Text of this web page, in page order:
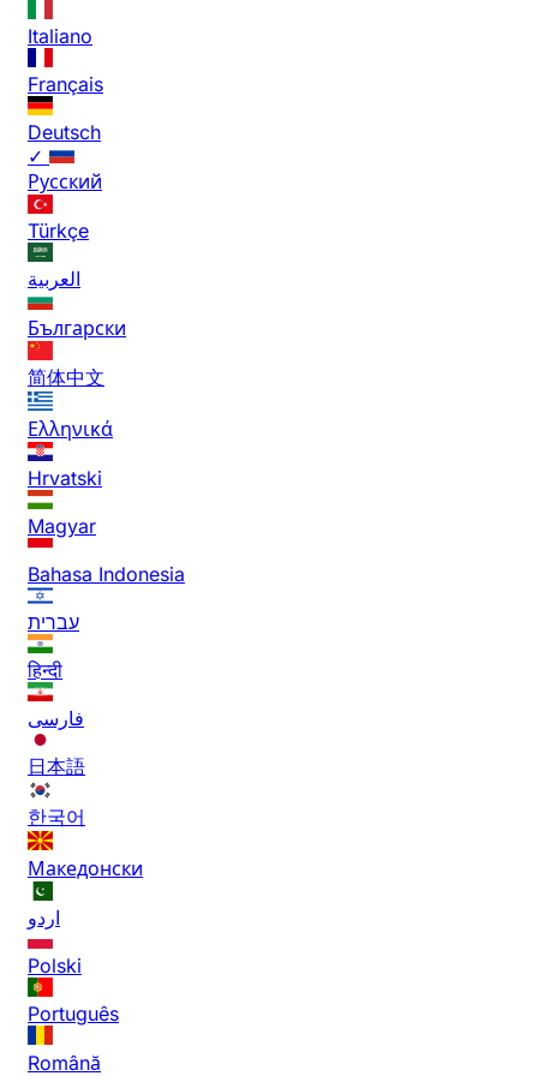
Italiano
Français
Deutsch
✓
Русский
Türkçe
العربية
Български
简体中文
Ελληνικά
Hrvatski
Magyar
Bahasa Indonesia
עברית
हिन्दी
فارسی
日本語
한국어
Македонски
اردو
Polski
Português
Română